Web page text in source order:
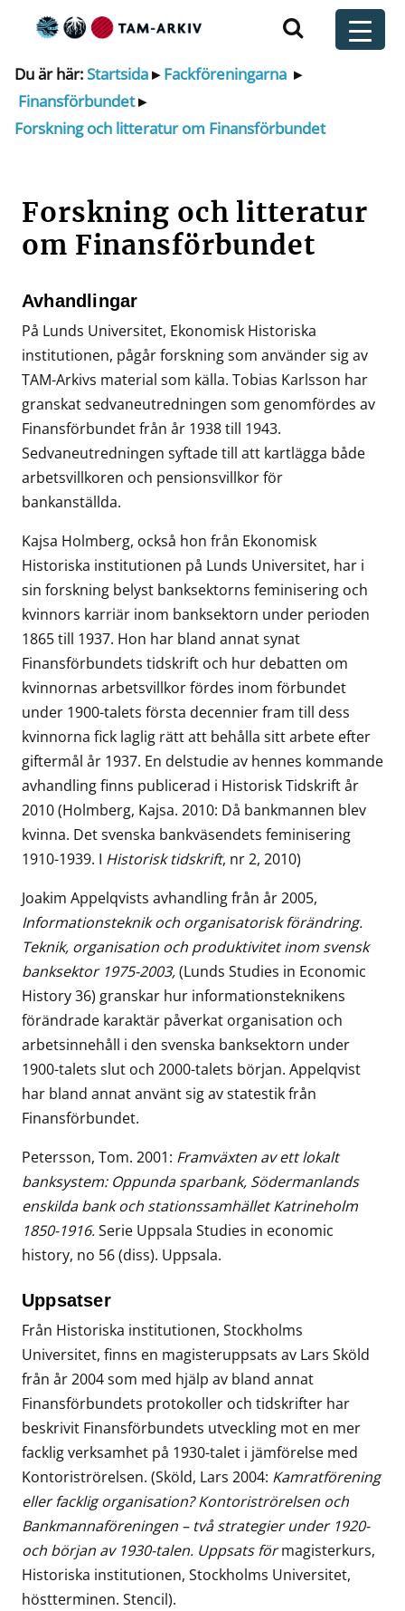
Huvudnavigering
Du är här:Startsida▸Fackföreningarna ▸
Finansförbundet▸
Forskning och litteratur om Finansförbundet
Forskning och litteratur
om Finansförbundet
Avhandlingar
På Lunds Universitet, Ekonomisk Historiska
institutionen, pågår forskning som använder sig av
TAM-Arkivs material som källa. Tobias Karlsson har
granskat sedvaneutredningen som genomfördes av
Finansförbundet från år 1938 till 1943.
Sedvaneutredningen syftade till att kartlägga både
arbetsvillkoren och pensionsvillkor för
bankanställda.
Kajsa Holmberg, också hon från Ekonomisk
Historiska institutionen på Lunds Universitet, har i
sin forskning belyst banksektorns feminisering och
kvinnors karriär inom banksektorn under perioden
1865 till 1937. Hon har bland annat synat
Finansförbundets tidskrift och hur debatten om
kvinnornas arbetsvillkor fördes inom förbundet
under 1900-talets första decennier fram till dess
kvinnorna fick laglig rätt att behålla sitt arbete efter
giftermål år 1937. En delstudie av hennes kommande
avhandling finns publicerad i Historisk Tidskrift år
2010 (Holmberg, Kajsa. 2010: Då bankmannen blev
kvinna. Det svenska bankväsendets feminisering
1910-1939. I Historisk tidskrift, nr 2, 2010)
Joakim Appelqvists avhandling från år 2005,
Informationsteknik och organisatorisk förändring.
Teknik, organisation och produktivitet inom svensk
banksektor 1975-2003,(Lunds Studies in Economic
History 36) granskar hur informationsteknikens
förändrade karaktär påverkat organisation och
arbetsinnehåll i den svenska banksektorn under
1900-talets slut och 2000-talets början. Appelqvist
har bland annat använt sig av statestik från
Finansförbundet.
Petersson, Tom. 2001: Framväxten av ett lokalt
banksystem: Oppunda sparbank, Södermanlands
enskilda bank och stationssamhället Katrineholm
1850-1916.Serie Uppsala Studies in economic
history, no 56 (diss). Uppsala.
Uppsatser
Från Historiska institutionen, Stockholms
Universitet, finns en magisteruppsats av Lars Sköld
från år 2004 som med hjälp av bland annat
Finansförbundets protokoller och tidskrifter har
beskrivit Finansförbundets utveckling mot en mer
facklig verksamhet på 1930-talet i jämförelse med
Kontoriströrelsen. (Sköld, Lars 2004: Kamratförening
eller facklig organisation? Kontoriströrelsen och
Bankmannaföreningen – två strategier under 1920-
och början av 1930-talen. Uppsats förmagisterkurs,
Historiska institutionen, Stockholms Universitet,
höstterminen. Stencil).